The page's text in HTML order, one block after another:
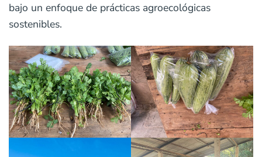
bajo un enfoque de prácticas agroecológicas
sostenibles.